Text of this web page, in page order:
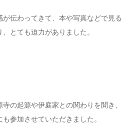
が伝わってきて、本や写真などで見る
とても迫力がありました。
の起源や伊庭家との関わりを聞き、
参加させていただきました。